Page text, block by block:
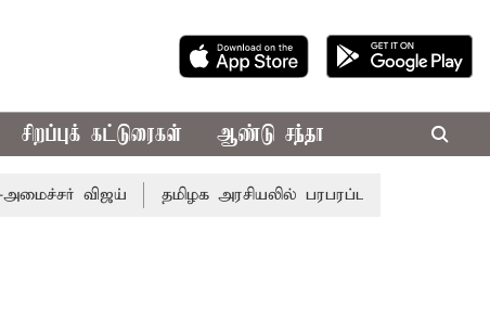
சிறப்புக் கட்டுரைகள் ஆண்டு சந்தா
விஜய் தமிழக அரசியலில் பரபரப்பு; அமைச்சர் ஆனந்த்